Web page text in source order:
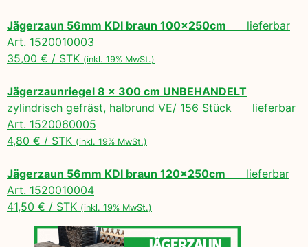
Jägerzaun 56mm KDI braun 100x250cm lieferbar
Art. 1520010003
35,00 € / STK (inkl. 19% MwSt.)
Jägerzaunriegel 8 x 300 cm UNBEHANDELT
zylindrisch gefräst, halbrund VE/ 156 Stück lieferbar
Art. 1520060005
4,80 € / STK (inkl. 19% MwSt.)
Jägerzaun 56mm KDI braun 120x250cm lieferbar
Art. 1520010004
41,50 € / STK (inkl. 19% MwSt.)